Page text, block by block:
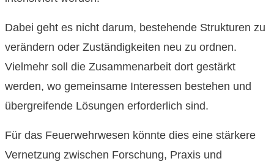
Dabei geht es nicht darum, bestehende Strukturen zu
verändern oder Zuständigkeiten neu zu ordnen.
Vielmehr soll die Zusammenarbeit dort gestärkt
werden, wo gemeinsame Interessen bestehen und
übergreifende Lösungen erforderlich sind.
Für das Feuerwehrwesen könnte dies eine stärkere
Vernetzung zwischen Forschung, Praxis und